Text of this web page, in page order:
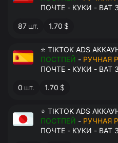
ПОЧТЕ - КУКИ - ВАТ
87 шт. 1.70 $
⭐ TIKTOK ADS
ПОСТПЕЙ - РУЧНАЯ
ПОЧТЕ - КУКИ - ВАТ
0 шт. 1.70 $
⭐ TIKTOK ADS
ПОСТПЕЙ - РУЧНАЯ
ПОЧТЕ - КУКИ - ВАТ